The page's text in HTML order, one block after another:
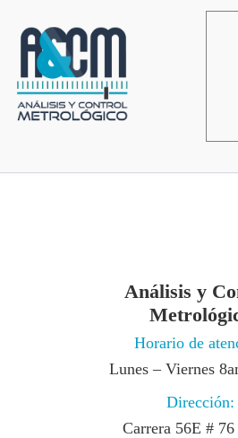
Análisis y
Horario de
Lunes – Viernes
Dirección:
Carrera 56E #